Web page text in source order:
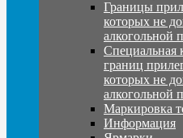
Границы
которых не
алкогольной
Специальная
границ
которых не
алкогольной
Маркировка
Информация